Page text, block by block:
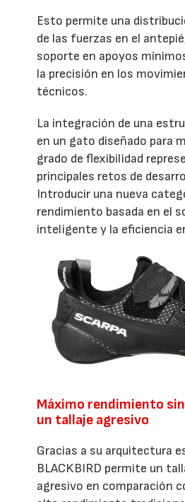
Esto permite una
de las fuerzas en el
soporte en apoyos
la precisión en los
técnicos.
La integración de una
en un gato diseñado para
grado de flexibilidad
principales retos de
Introducir una nueva
rendimiento basada en el
inteligente y la eficiencia
Máximo rendimiento
un tallaje agresivo
Gracias a su arquitectura
BLACKBIRD permite un
agresivo en comparación